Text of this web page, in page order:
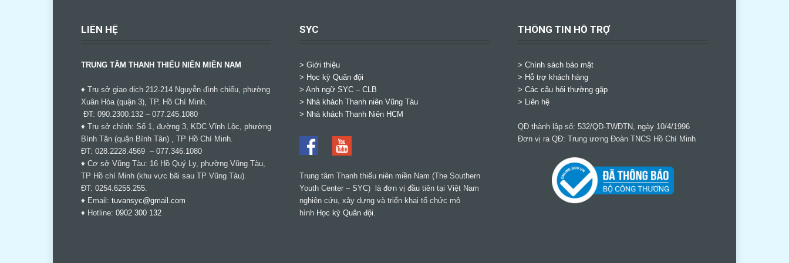
LIÊN HỆ
TRUNG TÂM THANH THIẾU NIÊN MIỀN NAM
♦ Trụ sở giao dịch 212-214 Nguyễn đình chiểu, phường
Xuân Hòa (quận 3), TP. Hồ Chí Minh.
ĐT: 090.2300.132 – 077.245.1080
♦ Trụ sở chính: Số 1, đường 3, KDC Vĩnh Lộc, phường
Bình Tân (quận Bình Tân) , TP Hồ Chí Minh.
ĐT: 028.2228.4569 – 077.346.1080
♦ Cơ sở Vũng Tàu: 16 Hồ Quý Ly, phường Vũng Tàu,
TP Hồ chí Minh (khu vực bãi sau TP Vũng Tàu).
ĐT: 0254.6255.255.
♦ Email: tuvansyc@gmail.com
♦ Hotline: 0902 300 132
SYC
> Giới thiệu
> Học kỳ Quân đội
> Anh ngữ SYC – CLB
> Nhà khách Thanh niên Vũng Tàu
> Nhà khách Thanh Niên HCM
Trung tâm Thanh thiếu niên miền Nam (The Southern
Youth Center – SYC) là đơn vị đầu tiên tại Việt Nam
nghiên cứu, xây dựng và triển khai tổ chức mô
hình Học kỳ Quân đội.
THÔNG TIN HỖ TRỢ
> Chính sách bảo mật
> Hỗ trợ khách hàng
> Các câu hỏi thường gặp
> Liên hệ
QĐ thành lập số: 532/QĐ-TWĐTN, ngày 10/4/1996
Đơn vị ra QĐ: Trung ương Đoàn TNCS Hồ Chí Minh